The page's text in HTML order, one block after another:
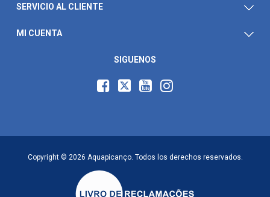
SERVICIO AL CLIENTE
MI CUENTA
SIGUENOS
Copyright © 2026 Aquapicanço. Todos los derechos reservados.